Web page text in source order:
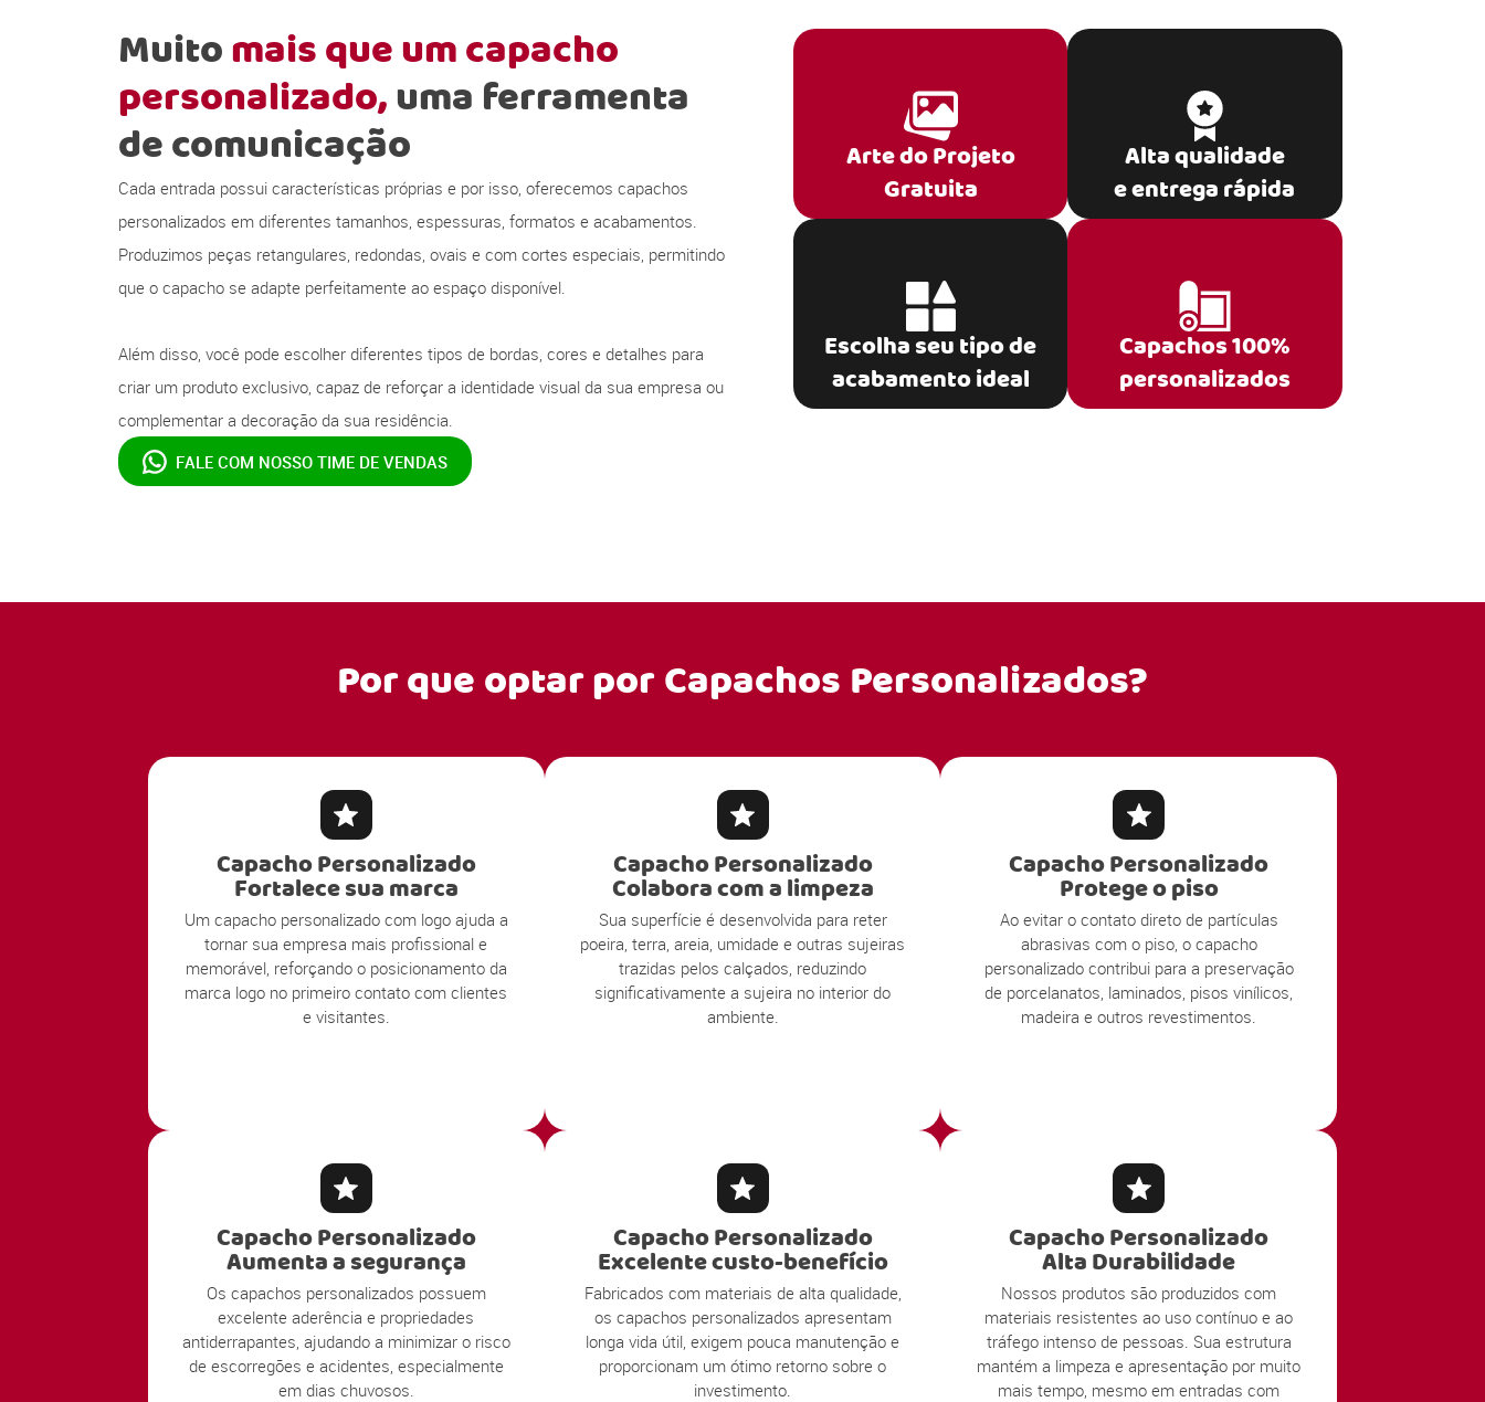
Muitomais que um capacho
personalizado,uma ferramenta
de comunicação
Cada entrada possui características próprias e por isso, oferecemos capachos
personalizados em diferentes tamanhos, espessuras, formatos e acabamentos.
Produzimos peças retangulares, redondas, ovais e com cortes especiais, permitindo
que o capacho se adapte perfeitamente ao espaço disponível.
Além disso, você pode escolher diferentes tipos de bordas, cores e detalhes para
criar um produto exclusivo, capaz de reforçar a identidade visual da sua empresa ou
complementar a decoração da sua residência.
FALE COM NOSSO TIME DE VENDAS
Arte do Projeto
Gratuita
Alta qualidade
e entrega rápida
Escolha seu tipo de
acabamento ideal
Capachos 100%
personalizados
Por que optar porCapachos Personalizados?
Capacho Personalizado
Fortalece sua marca
Um capacho personalizado com logo ajuda a
tornar sua empresa mais profissional e
memorável, reforçando o posicionamento da
marca logo no primeiro contato com clientes
e visitantes.
Capacho Personalizado
Colabora com a limpeza
Sua superfície é desenvolvida para reter
poeira, terra, areia, umidade e outras sujeiras
trazidas pelos calçados, reduzindo
significativamente a sujeira no interior do
ambiente.
Capacho Personalizado
Protege o piso
Ao evitar o contato direto de partículas
abrasivas com o piso, o capacho
personalizado contribui para a preservação
de porcelanatos, laminados, pisos vinílicos,
madeira e outros revestimentos.
Capacho Personalizado
Aumenta a segurança
Os capachos personalizados possuem
excelente aderência e propriedades
antiderrapantes, ajudando a minimizar o risco
de escorregões e acidentes, especialmente
em dias chuvosos.
Capacho Personalizado
Excelente custo-benefício
Fabricados com materiais de alta qualidade,
os capachos personalizados apresentam
longa vida útil, exigem pouca manutenção e
proporcionam um ótimo retorno sobre o
investimento.
Capacho Personalizado
Alta Durabilidade
Nossos produtos são produzidos com
materiais resistentes ao uso contínuo e ao
tráfego intenso de pessoas. Sua estrutura
mantém a limpeza e apresentação por muito
mais tempo, mesmo em entradas com